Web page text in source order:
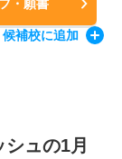
・願書
候補校に追加
シュの1月